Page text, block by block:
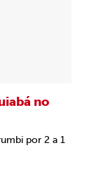
no
por 2 a 1